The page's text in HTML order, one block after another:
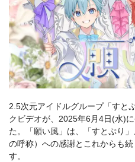
2.5次元アイドルグループ「すと
クビデオが、2025年6月4日(水)
た。「願い風」は、「すとぷり
の呼称）への感謝とこれからも
す。